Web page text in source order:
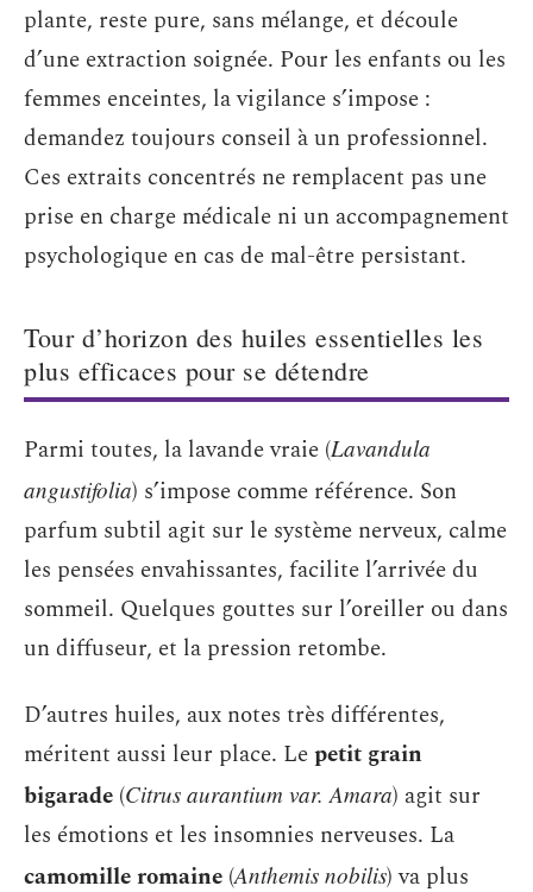
plante, reste pure, sans mélange, et découle
d’une extraction soignée. Pour les enfants ou les
femmes enceintes, la vigilance s’impose :
demandez toujours conseil à un professionnel.
Ces extraits concentrés ne remplacent pas une
prise en charge médicale ni un accompagnement
psychologique en cas de mal-être persistant.
Tour d’horizon des huiles essentielles les
plus efficaces pour se détendre
Parmi toutes, la lavande vraie (Lavandula
angustifolia) s’impose comme référence. Son
parfum subtil agit sur le système nerveux, calme
les pensées envahissantes, facilite l’arrivée du
sommeil. Quelques gouttes sur l’oreiller ou dans
un diffuseur, et la pression retombe.
D’autres huiles, aux notes très différentes,
méritent aussi leur place. Lepetit grain
bigarade (Citrus aurantium var. Amara) agit sur
les émotions et les insomnies nerveuses. La
camomille romaine (Anthemis nobilis) va plus